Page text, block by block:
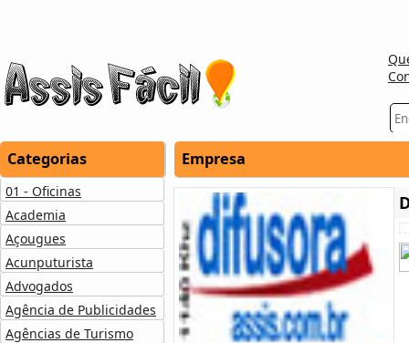
Categorias
01 - Oficinas
Academia
Açougues
Acunputurista
Advogados
Agência de Publicidades
Agências de Turismo
Empresa